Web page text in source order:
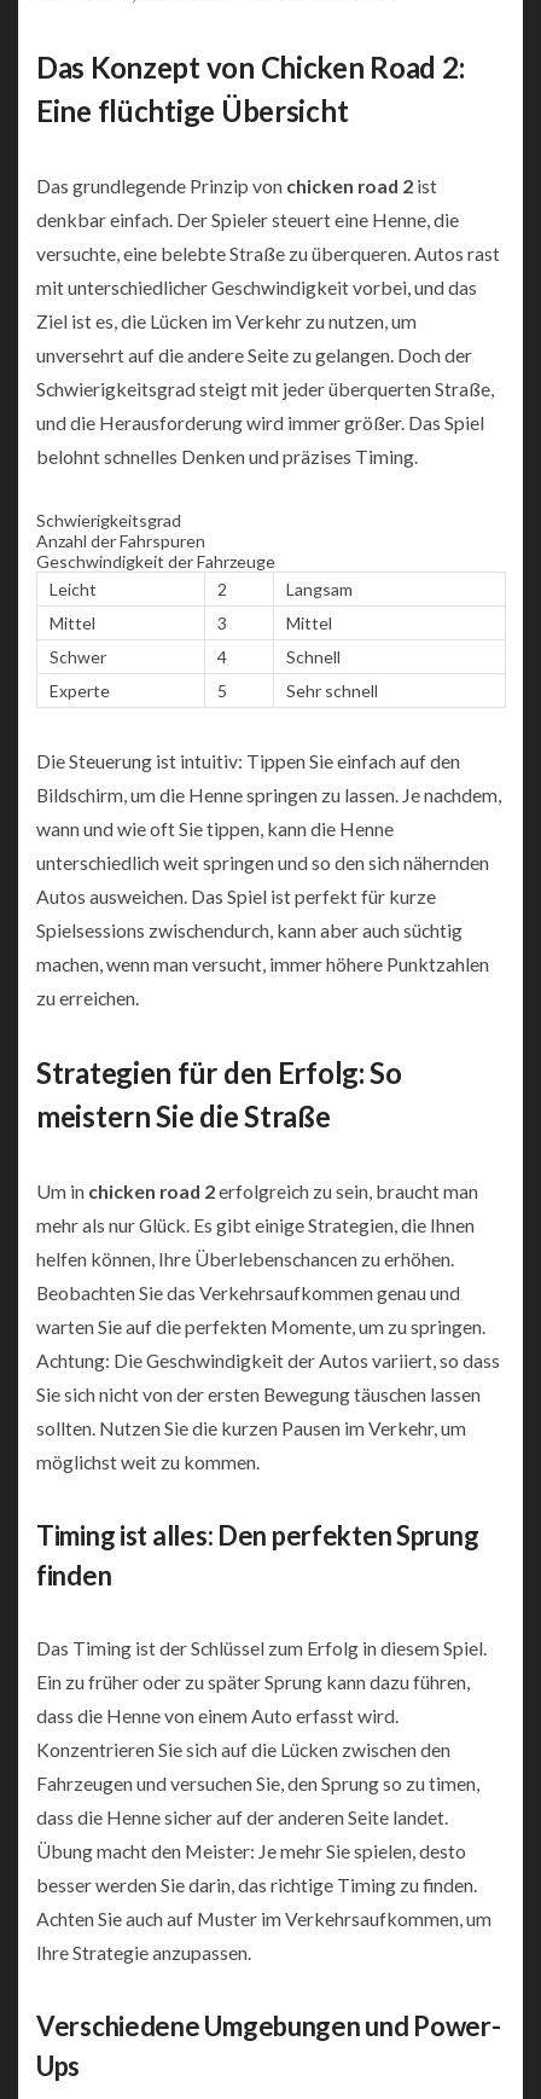
Das Konzept von Chicken Road 2:
Eine flüchtige Übersicht
Das grundlegende Prinzip von chicken road 2 ist
denkbar einfach. Der Spieler steuert eine Henne, die
versuchte, eine belebte Straße zu überqueren. Autos rast
mit unterschiedlicher Geschwindigkeit vorbei, und das
Ziel ist es, die Lücken im Verkehr zu nutzen, um
unversehrt auf die andere Seite zu gelangen. Doch der
Schwierigkeitsgrad steigt mit jeder überquerten Straße,
und die Herausforderung wird immer größer. Das Spiel
belohnt schnelles Denken und präzises Timing.
Schwierigkeitsgrad
Anzahl der Fahrspuren
Geschwindigkeit der Fahrzeuge
Leicht
2
Langsam
Mittel
3
Mittel
Schwer
4
Schnell
Experte
5 Sehr schnell
Die Steuerung ist intuitiv: Tippen Sie einfach auf den
Bildschirm, um die Henne springen zu lassen. Je nachdem,
wann und wie oft Sie tippen, kann die Henne
unterschiedlich weit springen und so den sich nähernden
Autos ausweichen. Das Spiel ist perfekt für kurze
Spielsessions zwischendurch, kann aber auch süchtig
machen, wenn man versucht, immer höhere Punktzahlen
zu erreichen.
Strategien für den Erfolg: So
meistern Sie die Straße
Um in chicken road 2erfolgreich zu sein, braucht man
mehr als nur Glück. Es gibt einige Strategien, die Ihnen
helfen können, Ihre Überlebenschancen zu erhöhen.
Beobachten Sie das Verkehrsaufkommen genau und
warten Sie auf die perfekten Momente, um zu springen.
Achtung: Die Geschwindigkeit der Autos variiert, so dass
Sie sich nicht von der ersten Bewegung täuschen lassen
sollten. Nutzen Sie die kurzen Pausen im Verkehr, um
möglichst weit zu kommen.
Timing ist alles: Den perfekten Sprung
finden
Das Timing ist der Schlüssel zum Erfolg in diesem Spiel.
Ein zu früher oder zu später Sprung kann dazu führen,
dass die Henne von einem Auto erfasst wird.
Konzentrieren Sie sich auf die Lücken zwischen den
Fahrzeugen und versuchen Sie, den Sprung so zu timen,
dass die Henne sicher auf der anderen Seite landet.
Übung macht den Meister: Je mehr Sie spielen, desto
besser werden Sie darin, das richtige Timing zu finden.
Achten Sie auch auf Muster im Verkehrsaufkommen, um
Ihre Strategie anzupassen.
Verschiedene Umgebungen und Power-
Ups